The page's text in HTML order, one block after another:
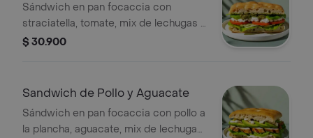
Sándwich en pan focaccia con
straciatella, tomate, mix de lechugas y
pesto.
$ 30.900
Sandwich de Pollo y Aguacate
Sándwich en pan focaccia con pollo a
la plancha, aguacate, mix de lechugas